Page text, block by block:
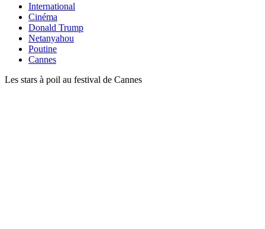
International
Cinéma
Donald Trump
Netanyahou
Poutine
Cannes
Les stars à poil au festival de Cannes